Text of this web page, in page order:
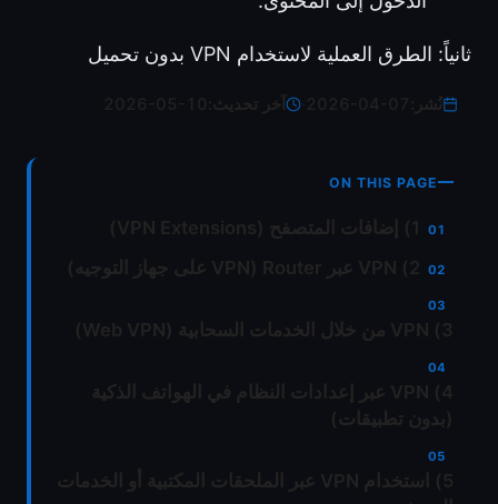
ثانياً: الطرق العملية لاستخدام VPN بدون تحميل
آخر تحديث:
ON THIS PAGE